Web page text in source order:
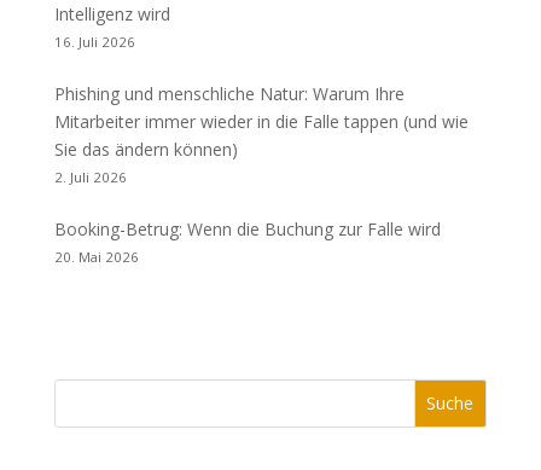
Intelligenz wird
16. Juli 2026
Phishing und menschliche Natur: Warum Ihre
Mitarbeiter immer wieder in die Falle tappen (und wie
Sie das ändern können)
2. Juli 2026
Booking-Betrug: Wenn die Buchung zur Falle wird
20. Mai 2026
Suche